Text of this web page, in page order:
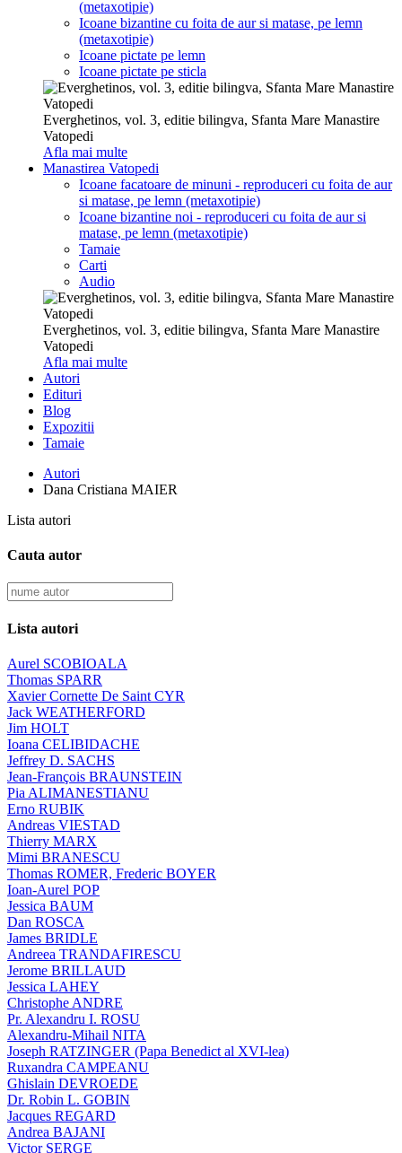
(metaxotipie)
Icoane bizantine cu foita de aur si matase, pe lemn
(metaxotipie)
Icoane pictate pe lemn
Icoane pictate pe sticla
Everghetinos, vol. 3, editie bilingva, Sfanta Mare Manastire
Vatopedi
Afla mai multe
Manastirea Vatopedi
Icoane facatoare de minuni - reproduceri cu foita de aur
si matase, pe lemn (metaxotipie)
Icoane bizantine noi - reproduceri cu foita de aur si
matase, pe lemn (metaxotipie)
Tamaie
Carti
Audio
Everghetinos, vol. 3, editie bilingva, Sfanta Mare Manastire
Vatopedi
Afla mai multe
Autori
Edituri
Blog
Expozitii
Tamaie
Autori
Dana Cristiana MAIER
Lista autori
Cauta autor
Lista autori
Aurel SCOBIOALA
Thomas SPARR
Xavier Cornette De Saint CYR
Jack WEATHERFORD
Jim HOLT
Ioana CELIBIDACHE
Jeffrey D. SACHS
Jean-François BRAUNSTEIN
Pia ALIMANESTIANU
Erno RUBIK
Andreas VIESTAD
Thierry MARX
Mimi BRANESCU
Thomas ROMER, Frederic BOYER
Ioan-Aurel POP
Jessica BAUM
Dan ROSCA
James BRIDLE
Andreea TRANDAFIRESCU
Jerome BRILLAUD
Jessica LAHEY
Christophe ANDRE
Pr. Alexandru I. ROSU
Alexandru-Mihail NITA
Joseph RATZINGER (Papa Benedict al XVI-lea)
Ruxandra CAMPEANU
Ghislain DEVROEDE
Dr. Robin L. GOBIN
Jacques REGARD
Andrea BAJANI
Victor SERGE